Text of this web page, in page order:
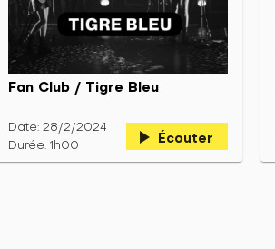
Fan Club / Tigre Bleu
Date: 28/2/2024
Durée: 1h00
play_arrow Écouter